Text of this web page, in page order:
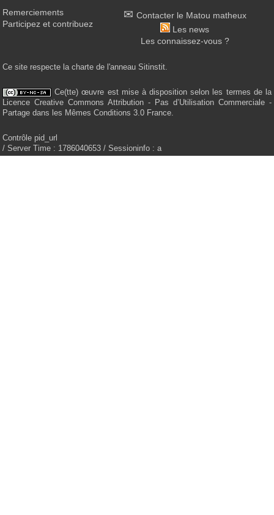
Remerciements
Participez et contribuez
Contacter le Matou matheux
Les news
Les connaissez-vous ?
Ce site respecte la charte de l'anneau Sitinstit.
Ce(tte) œuvre est mise à disposition selon les termes de la
Licence Creative Commons Attribution - Pas d’Utilisation Commerciale -
Partage dans les Mêmes Conditions 3.0 France.
Contrôle pid_url
/ Server Time : 1786040653 / Sessioninfo : a